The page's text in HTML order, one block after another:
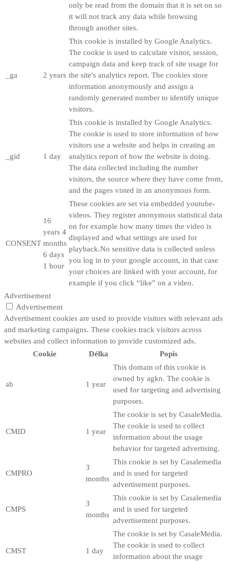
only be read from the domain that it is set on so
it will not track any data while browsing
through another sites.
_ga 2 years
This cookie is installed by Google Analytics.
The cookie is used to calculate visitor, session,
campaign data and keep track of site usage for
the site's analytics report. The cookies store
information anonymously and assign a
randomly generated number to identify unique
visitors.
_gid 1 day
This cookie is installed by Google Analytics.
The cookie is used to store information of how
visitors use a website and helps in creating an
analytics report of how the website is doing.
The data collected including the number
visitors, the source where they have come from,
and the pages visted in an anonymous form.
CONSENT
16
years 4
months
6 days
1 hour
These cookies are set via embedded youtube-
videos. They register anonymous statistical data
on for example how many times the video is
displayed and what settings are used for
playback.No sensitive data is collected unless
you log in to your google account, in that case
your choices are linked with your account, for
example if you click “like” on a video.
Advertisement
Advertisement
Advertisement cookies are used to provide visitors with relevant ads
and marketing campaigns. These cookies track visitors across
websites and collect information to provide customized ads.
Cookie
Délka Popis
ab 1 year
This domain of this cookie is
owned by agkn. The cookie is
used for targeting and advertising
purposes.
CMID 1 year
The cookie is set by CasaleMedia.
The cookie is used to collect
information about the usage
behavior for targeted advertising.
CMPRO
3
months
This cookie is set by Casalemedia
and is used for targeted
advertisement purposes.
CMPS
3
months
This cookie is set by Casalemedia
and is used for targeted
advertisement purposes.
CMST 1 day
The cookie is set by CasaleMedia.
The cookie is used to collect
information about the usage